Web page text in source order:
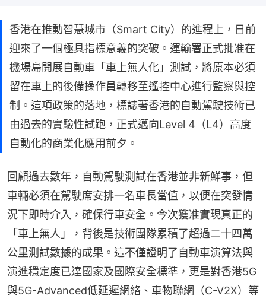
香港在推動智慧城市（Smart City）的進程上，日前
迎來了一個極具指標意義的突破。運輸署正式批准在
機場島開展自動車「車上無人化」測試，將原本必須
留在車上的後備操作員轉移至遙控中心進行監察與控
制。這項政策的落地，標誌著香港的自動駕駛技術已
由過去的實驗性試跑，正式邁向Level 4（L4）高度
自動化的商業化應用前夕。
回顧過去數年，自動駕駛測試在香港並非新鮮事，但
車輛必須在駕駛席安排一名車長當值，以便在突發情
況下即時介入，確保行車安全。今次獲准實現真正的
「車上無人」，背後是技術團隊累積了超過二十四萬
公里測試數據的成果。這不僅證明了自動車演算法與
演進穩定度已達國家及國際安全標準，更是對香港5G
與5G-Advanced低延遲網絡、車物聯網（C-V2X）等